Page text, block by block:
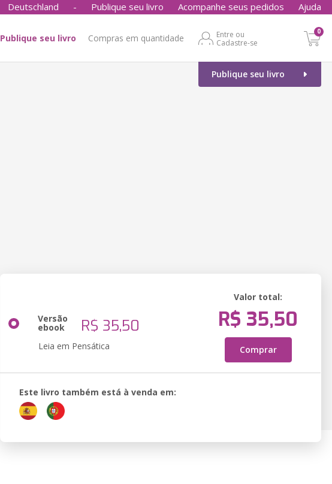
Deutschland - Publique seu livro Acompanhe seus pedidos Ajuda
Publique seu livro Compras em quantidade
Entre ou
Cadastre-se
0
Publique seu livro
Versão
ebook R$ 35,50
Leia em Pensática
Valor total:
R$ 35,50
Comprar
Este livro também está à venda em: